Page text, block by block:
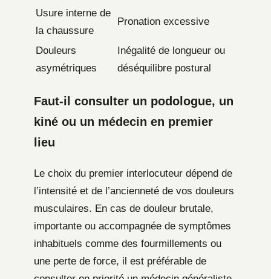
Usure interne de
la chaussure
Pronation excessive
Douleurs
asymétriques
Inégalité de longueur ou
déséquilibre postural
Faut-il consulter un podologue, un
kiné ou un médecin en premier
lieu
Le choix du premier interlocuteur dépend de
l’intensité et de l’ancienneté de vos douleurs
musculaires. En cas de douleur brutale,
importante ou accompagnée de symptômes
inhabituels comme des fourmillements ou
une perte de force, il est préférable de